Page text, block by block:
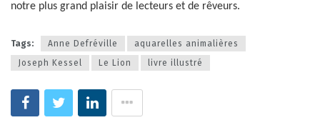
notre plus grand plaisir de lecteurs et de rêveurs.
Tags: Anne Defréville
aquarelles animalières
Joseph Kessel
Le Lion livre illustré